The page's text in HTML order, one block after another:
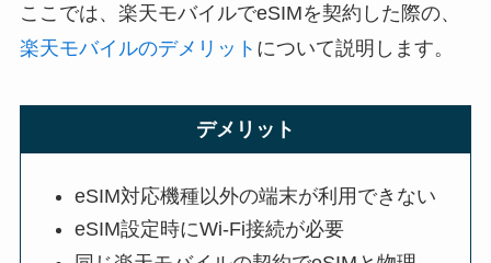
ここでは、楽天モバイルでeSIMを契約した際の、
楽天モバイルのデメリット について説明します。
デメリット
eSIM対応機種以外の端末が利用できない
eSIM設定時にWi-Fi接続が必要